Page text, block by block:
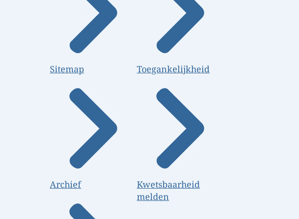
Sitemap
Archief
Toegankelijkheid
Kwetsbaarheid
melden